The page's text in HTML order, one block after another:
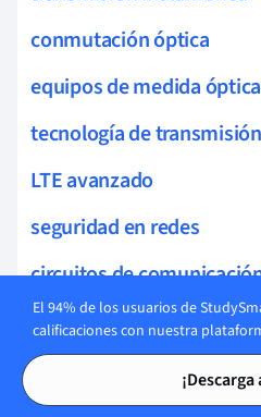
Tarjetas
Tarjetas
conmutación óptica
equipos de medida óptica
tecnología de transmisión
LTE avanzado
seguridad en redes
circuitos de
transmisión espacio-libre
retardo de propagación
El 94% de los usuarios de
calificaciones con nuestra